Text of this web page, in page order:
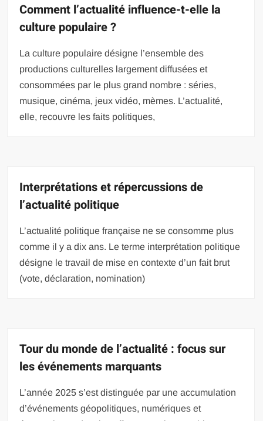
Comment l’actualité influence-t-elle la
culture populaire ?
La culture populaire désigne l’ensemble des
productions culturelles largement diffusées et
consommées par le plus grand nombre : séries,
musique, cinéma, jeux vidéo, mèmes. L’actualité,
elle, recouvre les faits politiques,
Interprétations et répercussions de
l’actualité politique
L’actualité politique française ne se consomme plus
comme il y a dix ans. Le terme interprétation politique
désigne le travail de mise en contexte d’un fait brut
(vote, déclaration, nomination)
Tour du monde de l’actualité : focus sur
les événements marquants
L’année 2025 s’est distinguée par une accumulation
d’événements géopolitiques, numériques et